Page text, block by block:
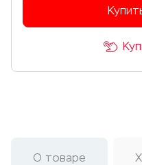
О товаре